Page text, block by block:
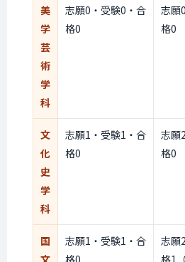
美
学
芸
術
学
科
志願0・受験0・合
格0
志願
格0
文
化
史
学
科
志願1・受験1・合
格0
志願
格0
国
文
志願1・受験1・合
格0
志願
格1